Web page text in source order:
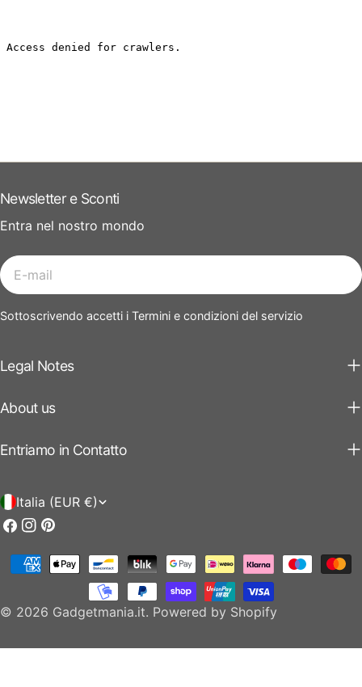
Legal Notes
About us
Entriamo in Contatto
Newsletter e Sconti
Entra nel nostro mondo
E-
mail
Sottoscrivendo accetti i Termini e condizioni del servizio
P
a
e
Italia (EUR €)
Facebook
Instagram
Pinterest
© 2026 Gadgetmania.it. Powered by Shopify
Modalità
pagamento